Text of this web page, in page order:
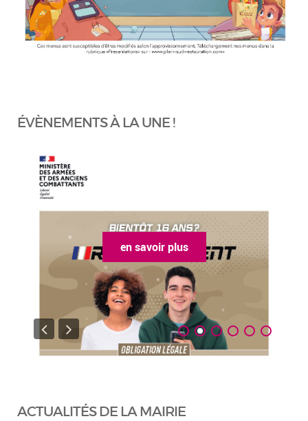
ÉVÈNEMENTS À LA UNE !
en savoir plus
ACTUALITÉS DE LA MAIRIE